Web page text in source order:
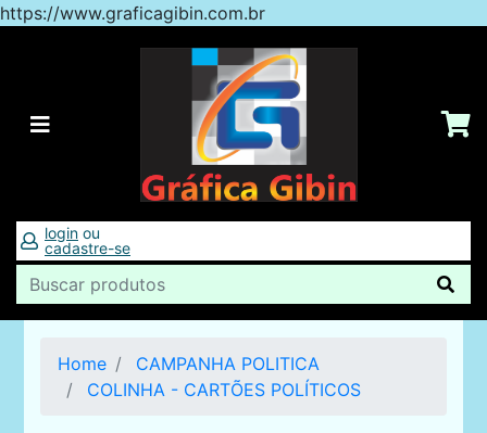
https://www.graficagibin.com.br
login ou
cadastre-se
Home
CAMPANHA POLITICA
COLINHA - CARTÕES POLÍTICOS